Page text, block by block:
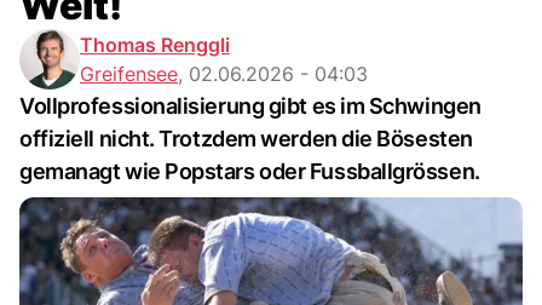
Thomas Renggli
Greifensee, 02.06.2026 - 04:03
Vollprofessionalisierung gibt es im Schwingen
offiziell nicht. Trotzdem werden die Bösesten
gemanagt wie Popstars oder Fussballgrössen.